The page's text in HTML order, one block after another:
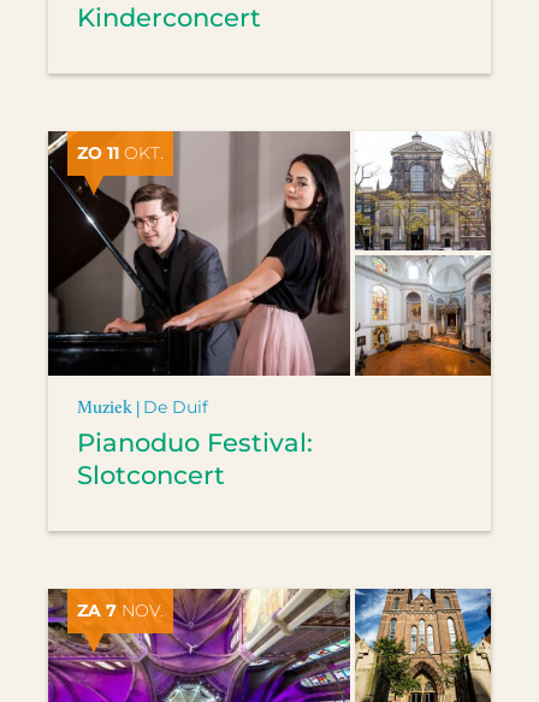
Kinderconcert
ZO 11 OKT.
Muziek | De Duif
Pianoduo Festival:
Slotconcert
ZA 7 NOV.